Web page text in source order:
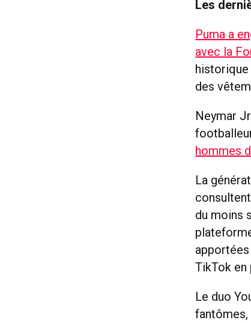
Les
Puma a
avec la
historique
des
Neymar
hommes
La
du moins
TikTok
Le duo
fantômes,